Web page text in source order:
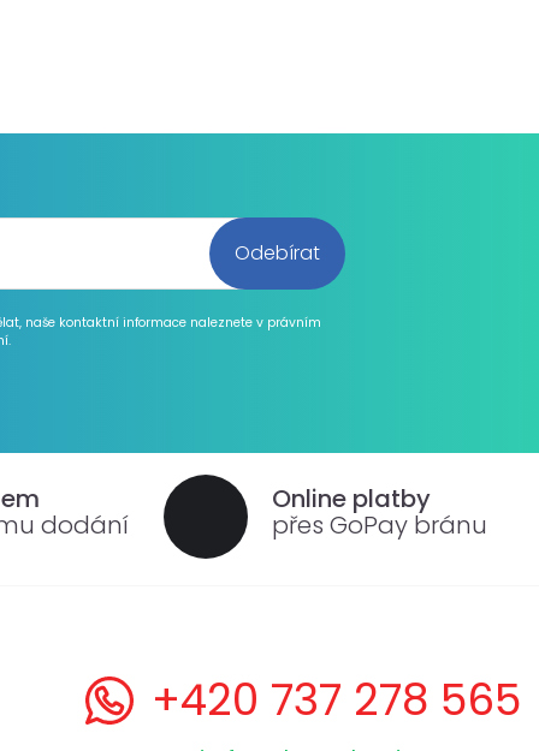
naše kontaktní informace naleznete v právním
dodání
Online platby
přes GoPay bránu
+420 737 278 565